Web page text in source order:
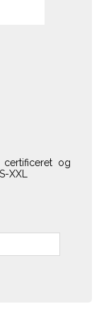
certificeret og
XXL